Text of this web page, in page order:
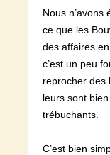
Nous n’avons
ce que les
des affaires
c’est un peu
reprocher des
leurs sont
trébuchants.
C’est bien